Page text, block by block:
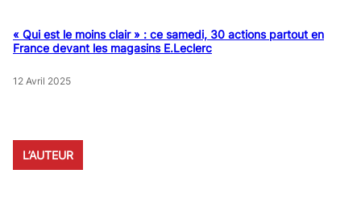
« Qui est le moins clair » : ce samedi, 30 actions partout en
France devant les magasins E.Leclerc
12 Avril 2025
L’AUTEUR